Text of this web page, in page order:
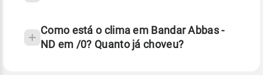
Como está o clima em Bandar Abbas -
ND em /0? Quanto já choveu?